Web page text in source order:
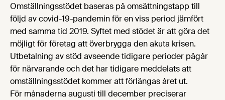
Omställningsstödet baseras på omsättningstapp till
följd av covid-19-pandemin för en viss period jämfört
med samma tid 2019. Syftet med stödet är att göra det
möjligt för företag att överbrygga den akuta krisen.
Utbetalning av stöd avseende tidigare perioder pågår
för närvarande och det har tidigare meddelats att
omställningsstödet kommer att förlängas året ut.
För månaderna augusti till december preciserar